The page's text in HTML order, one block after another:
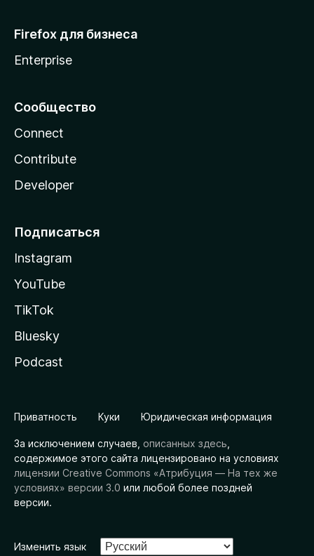
Firefox для бизнеса
Enterprise
Сообщество
Connect
Contribute
Developer
Подписаться
Instagram
YouTube
TikTok
Bluesky
Podcast
Приватность Куки Юридическая информация
За исключением случаев, описанных здесь
содержимое этого сайта лицензировано на условиях
лицензии Creative Commons «Атрибуция — На тех же
условиях» версии 3.0 или любой более поздней
версии.
Изменить язык